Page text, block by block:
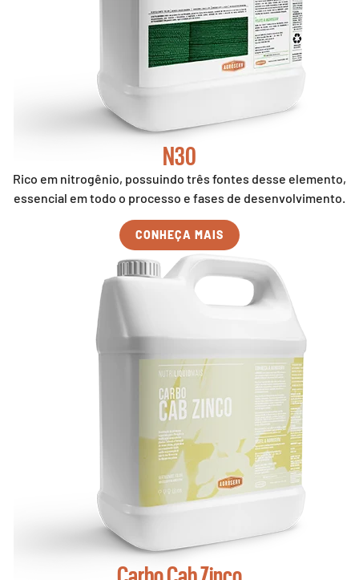
N30
Rico em nitrogênio, possuindo três fontes desse elemento,
essencial em todo o processo e fases de desenvolvimento.
CONHEÇA MAIS